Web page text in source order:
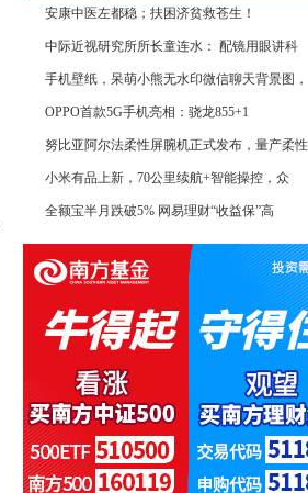
安康中医左都稳；扶困济贫救苍生！
中际近视研究所所长童连水： 配镜用眼讲科
手机壁纸，呆萌小熊无水印微信聊天背景图，
OPPO首款5G手机亮相：骁龙855+1
努比亚阿尔法柔性屏腕机正式发布，量产柔性
小米有品上新，70公里续航+智能操控，众
全额宝半月跌破5% 网易理财“收益保”高